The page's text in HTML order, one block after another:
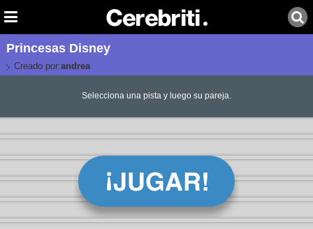
Princesas Disney
Creado por:andrea
Selecciona una pista y luego su pareja.